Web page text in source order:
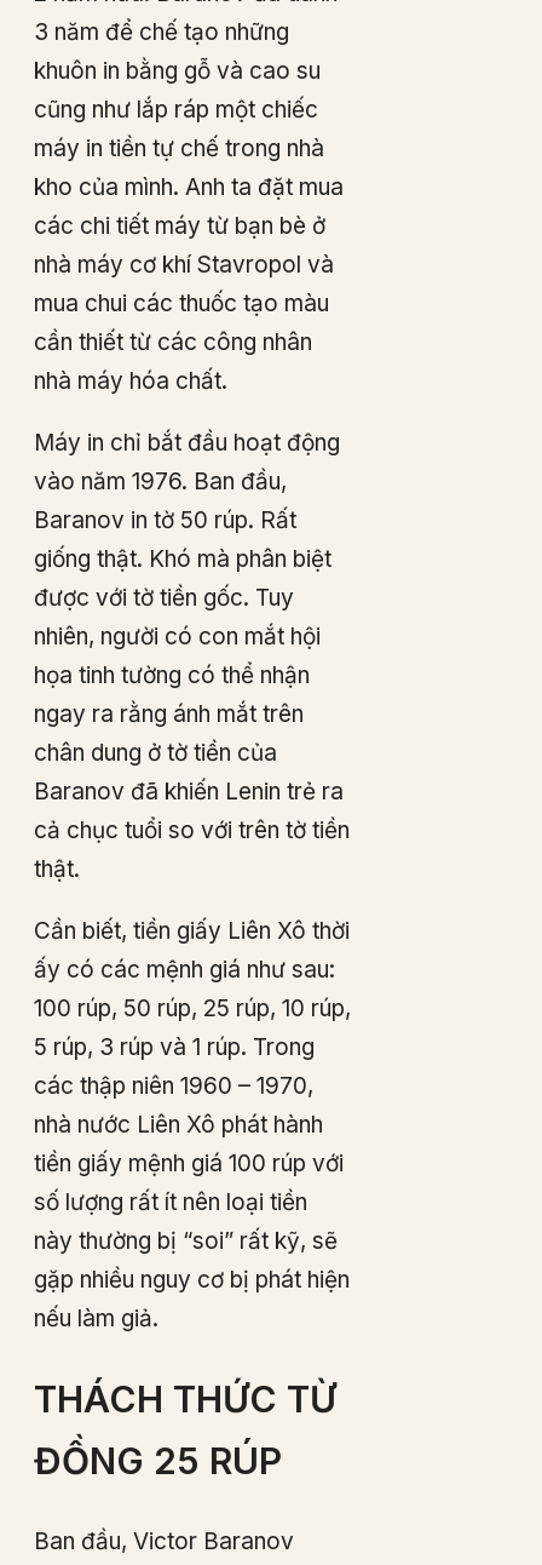
3 năm để chế tạo những
khuôn in bằng gỗ và cao su
cũng như lắp ráp một chiếc
máy in tiền tự chế trong nhà
kho của mình. Anh ta đặt mua
các chi tiết máy từ bạn bè ở
nhà máy cơ khí Stavropol và
mua chui các thuốc tạo màu
cần thiết từ các công nhân
nhà máy hóa chất.
Máy in chỉ bắt đầu hoạt động
vào năm 1976. Ban đầu,
Baranov in tờ 50 rúp. Rất
giống thật. Khó mà phân biệt
được với tờ tiền gốc. Tuy
nhiên, người có con mắt hội
họa tinh tường có thể nhận
ngay ra rằng ánh mắt trên
chân dung ở tờ tiền của
Baranov đã khiến Lenin trẻ ra
cả chục tuổi so với trên tờ tiền
thật.
Cần biết, tiền giấy Liên Xô thời
ấy có các mệnh giá như sau:
100 rúp, 50 rúp, 25 rúp, 10 rúp,
5 rúp, 3 rúp và 1 rúp. Trong
các thập niên 1960 – 1970,
nhà nước Liên Xô phát hành
tiền giấy mệnh giá 100 rúp với
số lượng rất ít nên loại tiền
này thường bị “soi” rất kỹ, sẽ
gặp nhiều nguy cơ bị phát hiện
nếu làm giả.
THÁCH THỨC TỪ
ĐỒNG 25 RÚP
Ban đầu, Victor Baranov